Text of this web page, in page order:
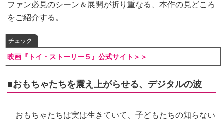
ファン必見のシーン＆展開が折り重なる、本作の見どころ
をご紹介する。
チェック
映画『トイ・ストーリー５』公式サイト＞＞
■おもちゃたちを震え上がらせる、デジタルの波
おもちゃたちは実は生きていて、子どもたちの知らない